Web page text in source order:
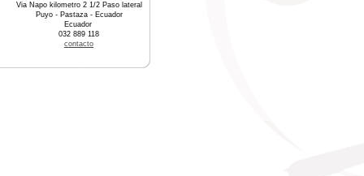
Via Napo kilometro 2 1/2 Paso lateral
Puyo - Pastaza - Ecuador
Ecuador
032 889 118
contacto